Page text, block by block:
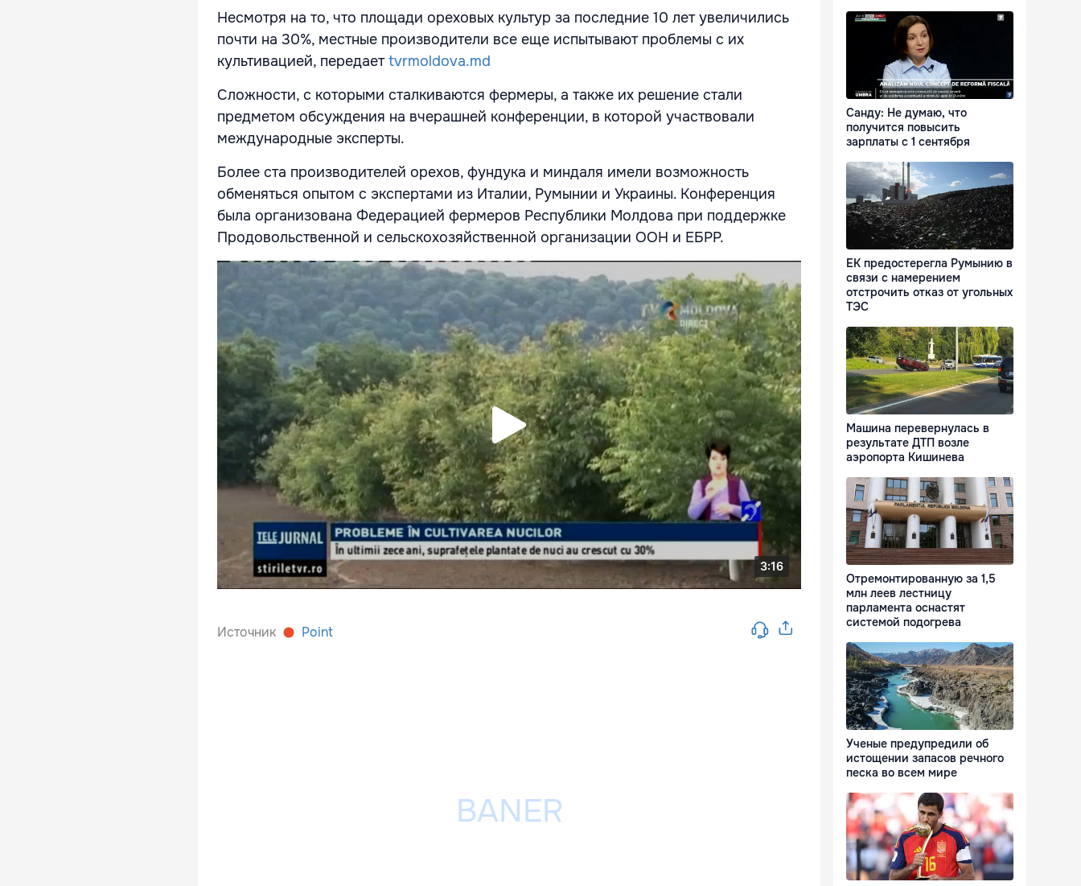
Несмотря на то, что площади ореховых культур за последние 10 лет увеличились
почти на 30%, местные производители все еще испытывают проблемы с их
культивацией, передаетtvrmoldova.md
Сложности, с которыми сталкиваются фермеры, а также их решение стали
предметом обсуждения на вчерашней конференции, в которой участвовали
международные эксперты.
Более ста производителей орехов, фундука и миндаля имели возможность
обменяться опытом с экспертами из Италии, Румынии и Украины. Конференция
была организована Федерацией фермеров Республики Молдова при поддержке
Продовольственной и сельскохозяйственной организации ООН и ЕБРР.
Источник Point
Санду: Не думаю, что
получится повысить
зарплаты с 1 сентября
ЕК предостерегла Румынию в
связи с намерением
отстрочить отказ от угольных
ТЭС
Машина перевернулась в
результате ДТП возле
аэропорта Кишинева
Отремонтированную за 1,5
млн леев лестницу
парламента оснастят
системой подогрева
Ученые предупредили об
истощении запасов речного
песка во всем мире